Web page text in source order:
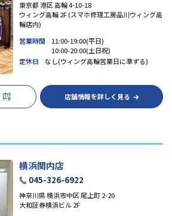
東京都 港区 高輪 4-10-18
ウィング高輪 2F (スマホ修理工房品川ウィング高
輪店内)
営業時間
11:00-19:00(平日)
10:00-20:00(土日祝)
定休日
なし(ウィング高輪営業日に準ずる)
店舗情報を詳しく見る
横浜関内店
045-326-6922
神奈川県 横浜市中区 尾上町 2-20
大和証券横浜ビル 2F